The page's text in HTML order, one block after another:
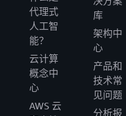
代理式
人工智
能？
云计算
概念中
心
AWS 云
库
架构中
心
产品和
技术常
见问题
分析报